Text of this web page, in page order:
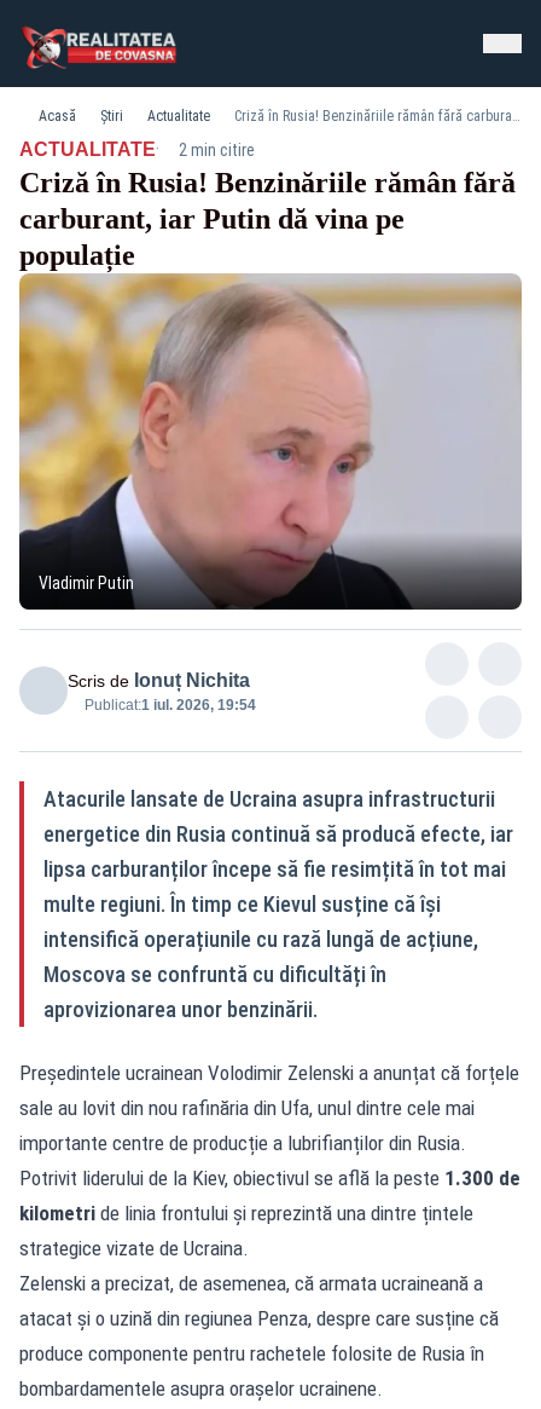
Acasă Știri Actualitate Criză în Rusia! Benzinăriile rămân fără carburant, iar Putin dă vina pe populație
ACTUALITATE· 2 min citire
Criză în Rusia! Benzinăriile rămân fără
carburant, iar Putin dă vina pe
populație
Vladimir Putin
Scris de Ionuț Nichita
Publicat:1 iul. 2026, 19:54
Atacurile lansate de Ucraina asupra infrastructurii
energetice din Rusia continuă să producă efecte, iar
lipsa carburanților începe să fie resimțită în tot mai
multe regiuni. În timp ce Kievul susține că își
intensifică operațiunile cu rază lungă de acțiune,
Moscova se confruntă cu dificultăți în
aprovizionarea unor benzinării.
Președintele ucrainean Volodimir Zelenski a anunțat că forțele
sale au lovit din nou rafinăria din Ufa, unul dintre cele mai
importante centre de producție a lubrifianților din Rusia.
Potrivit liderului de la Kiev, obiectivul se află la peste 1.300 de
kilometri de linia frontului și reprezintă una dintre țintele
strategice vizate de Ucraina.
Zelenski a precizat, de asemenea, că armata ucraineană a
atacat și o uzină din regiunea Penza, despre care susține că
produce componente pentru rachetele folosite de Rusia în
bombardamentele asupra orașelor ucrainene.